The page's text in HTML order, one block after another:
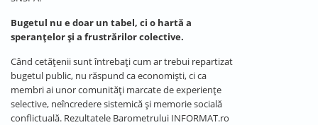
Bugetul nu e doar un tabel, ci o hartă a
speranțelor și a frustrărilor colective.
Când cetățenii sunt întrebați cum ar trebui repartizat
bugetul public, nu răspund ca economiști, ci ca
membri ai unor comunități marcate de experiențe
selective, neîncredere sistemică și memorie socială
conflictuală. Rezultatele Barometrului INFORMAT.ro